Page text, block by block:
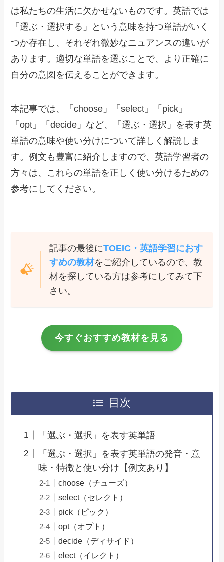
は私たちの生活に欠かせないものです。英語では
「選ぶ・選択する」という意味を持つ単語がいく
つか存在し、それぞれ微妙なニュアンスの違いが
あります。適切な単語を選ぶことで、より正確に
自分の意図を伝えることができます。
本記事では、「choose」「select」「pick」
「opt」「decide」など、「選ぶ・選択」を表す英
単語の意味や使い分けについて詳しく解説しま
す。例文も豊富に紹介しますので、英語学習者の
方々は、これらの単語を正しく使い分けるための
参考にしてください。
記事の最後にTOEIC・英語学習におす
すめの教材をご紹介しているので、教
材を探している方は参考にしてみて下
さい。
今すぐおすすめ教材を見る
目次
「選ぶ・選択」を表す英単語
「選ぶ・選択」を表す英単語の発音・意
味・特徴と使い分け【例文あり】
choose（チューズ）
select（セレクト）
pick（ピック）
opt（オプト）
decide（ディサイド）
elect（イレクト）